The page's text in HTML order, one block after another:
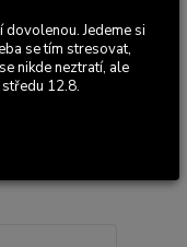
Jedeme si
se tím stresovat,
nikde neztratí, ale
12.8.